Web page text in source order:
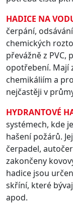
HADICE NA
čerpání,
chemických
převážně z PVC,
opotřebení. Mají
chemikáliím a
nejčastěji v
HYDRANTOVÉ
systémech, kde
hašení požárů.
čerpadel,
zakončeny
hadice jsou
skříní, které
apod.